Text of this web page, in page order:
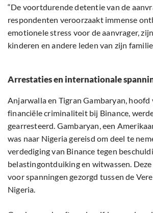
“De voortdurende detentie van de
respondenten veroorzaakt immense
emotionele stress voor de aanvrager,
kinderen en andere leden van zijn
Arrestaties en internationale
Anjarwalla en Tigran Gambaryan, hoofd
financiële criminaliteit bij Binance,
gearresteerd. Gambaryan, een
was naar Nigeria gereisd om deel te
verdediging van Binance tegen
belastingontduiking en witwassen. Deze
voor spanningen gezorgd tussen de
Nigeria.